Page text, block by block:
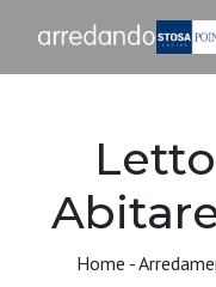
Home -